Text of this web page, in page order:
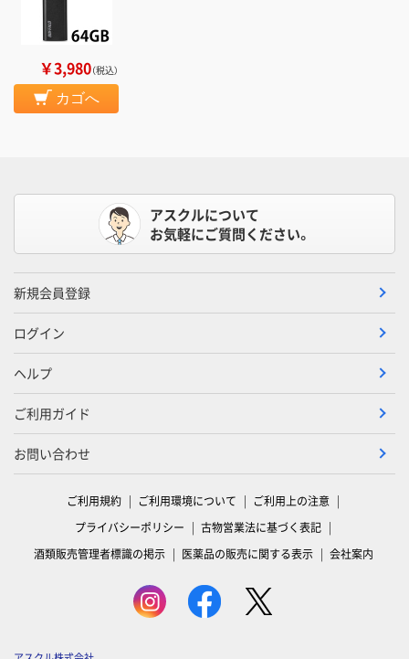
￥3,980（税込）
カゴへ
アスクルについて
お気軽にご質問ください。
新規会員登録
ログイン
ヘルプ
ご利用ガイド
お問い合わせ
ご利用規約 ご利用環境について
ご利用上の注意
プライバシーポリシー
古物営業法に基づく表記
酒類販売管理者標識の掲示
医薬品の販売に関する表示 会社案内